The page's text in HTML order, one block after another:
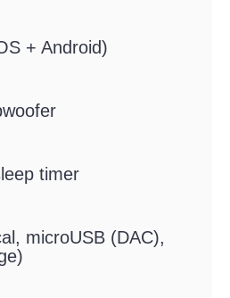
+ Android)
timer
microUSB (DAC),